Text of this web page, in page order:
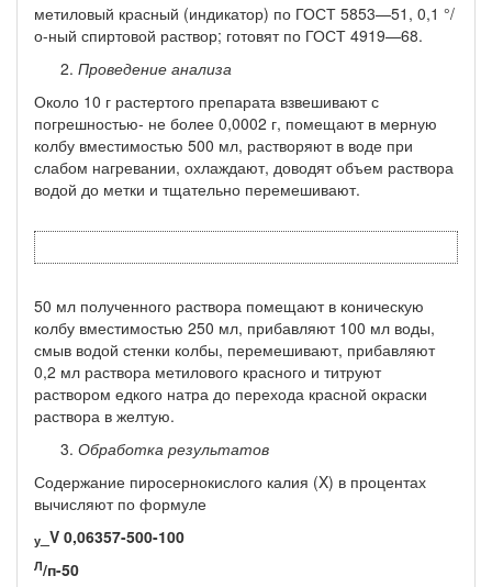
метиловый красный (индикатор) по ГОСТ 5853—51, 0,1 °/
о-ный спиртовой раствор; готовят по ГОСТ 4919—68.
Проведение анализа
Около 10 г растертого препарата взвешивают с
погрешностью- не более 0,0002 г, помещают в мерную
колбу вместимостью 500 мл, растворяют в воде при
слабом нагревании, охлаждают, доводят объем раствора
водой до метки и тщательно перемешивают.
50 мл полученного раствора помещают в коническую
колбу вместимостью 250 мл, прибавляют 100 мл воды,
смыв водой стен­ки колбы, перемешивают, прибавляют
0,2 мл раствора метилового красного и титруют
раствором едкого натра до перехода красной окраски
раствора в желтую.
Обработка результатов
Содержание пиросернокислого калия (X) в процентах
вычис­ляют по формуле
у _V 0,06357-500-100
Л/п-50